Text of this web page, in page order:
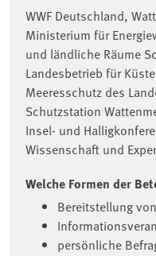
WWF Deutschland,
Ministerium für
und ländliche Räume
Landesbetrieb für
Meeresschutz des
Schutzstation
Insel- und
Wissenschaft und
Welche Formen der
Bereitstellung
persönliche